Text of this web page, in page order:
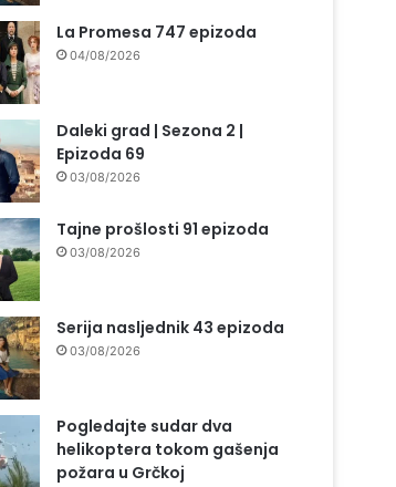
La Promesa 747 epizoda
04/08/2026
Daleki grad | Sezona 2 |
Epizoda 69
03/08/2026
Tajne prošlosti 91 epizoda
03/08/2026
Serija nasljednik 43 epizoda
03/08/2026
Pogledajte sudar dva
helikoptera tokom gašenja
požara u Grčkoj